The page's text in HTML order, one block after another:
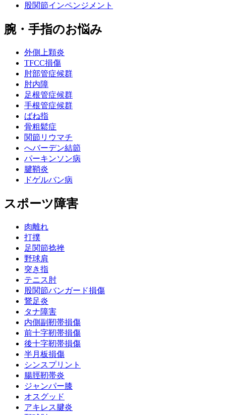
股関節インペンジメント
腕・手指のお悩み
外側上顆炎
TFCC損傷
肘部管症候群
肘内障
足根管症候群
手根管症候群
ばね指
骨粗鬆症
関節リウマチ
へバーデン結節
パーキンソン病
腱鞘炎
ドゲルバン病
スポーツ障害
肉離れ
打撲
足関節捻挫
野球肩
突き指
テニス肘
股関節バンガード損傷
鵞足炎
タナ障害
内側副靭帯損傷
前十字靭帯損傷
後十字靭帯損傷
半月板損傷
シンスプリント
腸脛靭帯炎
ジャンパー膝
オスグッド
アキレス腱炎